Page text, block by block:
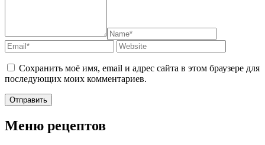
Сохранить моё имя, email и адрес сайта в этом браузере для
последующих моих комментариев.
Меню рецептов